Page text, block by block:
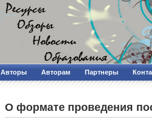
Авторы Авторам Партнеры
О формате проведения